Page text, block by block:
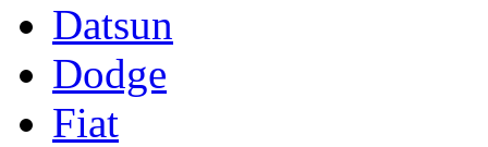
Datsun
Dodge
Fiat